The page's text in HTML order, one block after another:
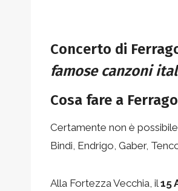
Concerto di
famose canzoni
Cosa fare a
Certamente non è
Bindi, Endrigo, Gaber,
Alla Fortezza Vecchia, il 15